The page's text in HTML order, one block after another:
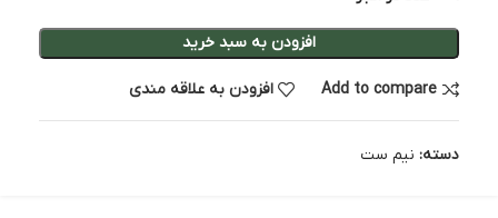
افزودن به سبد خرید
Add to compare افزودن به علاقه مندی
دسته: نیم ست